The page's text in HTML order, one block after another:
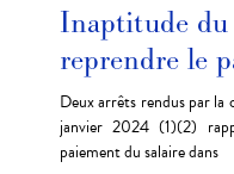
Inaptitude du
reprendre le
Deux arrêts rendus par la
janvier 2024 (1)(2)
paiement du salaire dans